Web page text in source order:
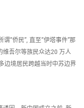
“侨民”, 直至“伊塔事件”那
维吾尔等族民众达20 万人
边境居民跨越当时中苏边界